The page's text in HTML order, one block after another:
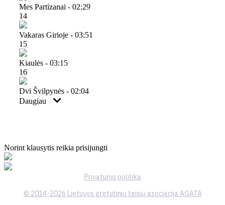
Mes Partizanai - 02:29
14
Vakaras Girioje - 03:51
15
Kiaulės - 03:15
16
Dvi Švilpynės - 02:04
Daugiau
Norint klausytis reikia prisijungti
Privatumo politika
© 2014-2026 Lietuvos gretutinių teisių asociacija AGATA